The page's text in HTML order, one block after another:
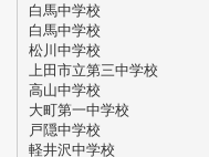
白馬中学校
白馬中学校
松川中学校
上田市立第三中学校
高山中学校
大町第一中学校
戸隠中学校
軽井沢中学校